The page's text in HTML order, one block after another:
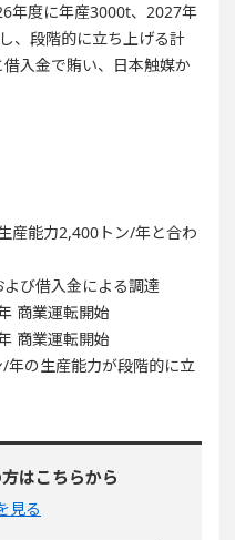
年度に年産3000t、2027年
、段階的に立ち上げる計
入金で賄い、日本触媒か
産能力2,400トン/年と合わ
び借入金による調達
商業運転開始
業運転開始
の生産能力が段階的に立
はこちらから
見る